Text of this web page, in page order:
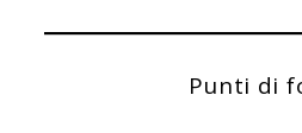
Punti di